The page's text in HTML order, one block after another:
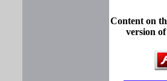
Content on
version